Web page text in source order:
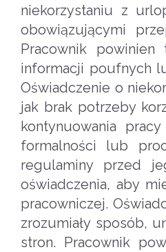
niekorzystaniu z
obowiązującymi
Pracownik
informacji poufnych
Oświadczenie o
jak brak potrzeby
kontynuowania
formalności lub
regulaminy przed
oświadczenia, aby
pracowniczej.
zrozumiały sposób,
stron. Pracownik